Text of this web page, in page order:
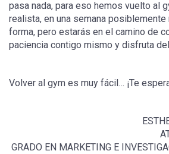
pasa nada, para eso hemos vuelto al
realista, en una semana posiblemente
forma, pero estarás en el camino de
paciencia contigo mismo y disfruta
Volver al gym es muy fácil… ¡Te
GRADO EN MARKETING E